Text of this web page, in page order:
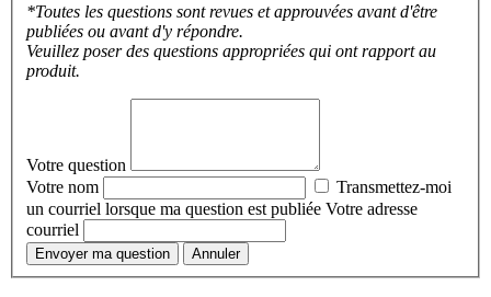
*Toutes les questions sont revues et approuvées avant d'être
publiées ou avant d'y répondre.
Veuillez poser des questions appropriées qui ont rapport au
produit.
Votre question
Votre nom
Transmettez-moi
un courriel lorsque ma question est publiée Votre adresse
courriel
Envoyer ma question Annuler